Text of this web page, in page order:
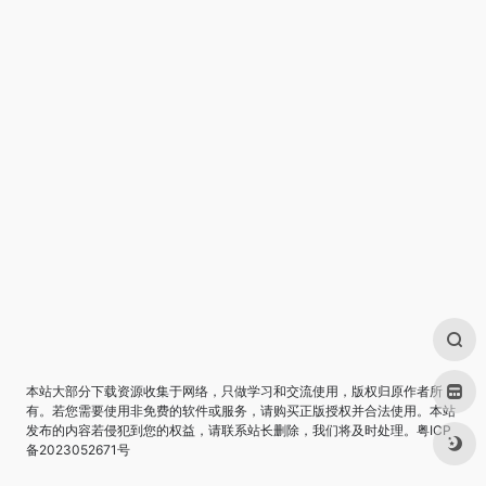
本站大部分下载资源收集于网络，只做学习和交流使用，版权归原作者所
有。若您需要使用非免费的软件或服务，请购买正版授权并合法使用。本站
发布的内容若侵犯到您的权益，请联系站长删除，我们将及时处理。 粤ICP
备2023052671号